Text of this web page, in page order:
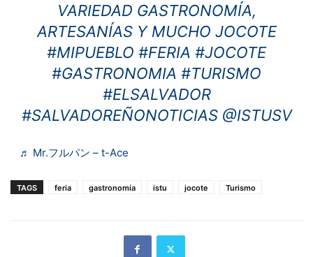
VARIEDAD GASTRONOMÍA,
ARTESANÍAS Y MUCHO JOCOTE
#MIPUEBLO #FERIA #JOCOTE
#GASTRONOMIA #TURISMO
#ELSALVADOR
#SALVADOREÑONOTICIAS@ISTUSV
♬ Mr.フルパン – t-Ace
TAGS feria gastronomía istu jocote Turismo